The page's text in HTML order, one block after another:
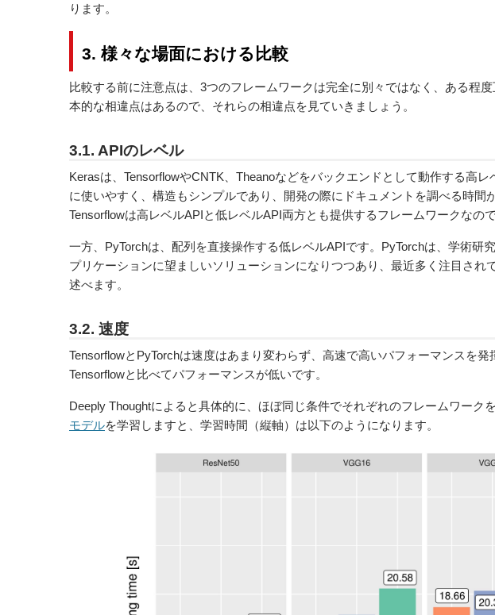
ります。
3. 様々な場面における比較
比較する前に注意点は、3つのフレームワークは完全に別々ではなく、ある程
本的な相違点はあるので、それらの相違点を見ていきましょう。
3.1. APIのレベル
Kerasは、TensorflowやCNTK、Theanoなどをバックエンドとして動作する高レ
に使いやすく、構造もシンプルであり、開発の際にドキュメントを調べる時間
Tensorflowは高レベルAPIと低レベルAPI両方とも提供するフレームワークなの
一方、PyTorchは、配列を直接操作する低レベルAPIです。PyTorchは、学術研
プリケーションに望ましいソリューションになりつつあり、最近多く注目され
述べます。
3.2. 速度
TensorflowとPyTorchは速度はあまり変わらず、高速で高いパフォーマンスを
Tensorflowと比べてパフォーマンスが低いです。
Deeply Thoughtによると具体的に、ほぼ同じ条件でそれぞれのフレームワーク
モデルを学習しますと、学習時間（縦軸）は以下のよう になります。